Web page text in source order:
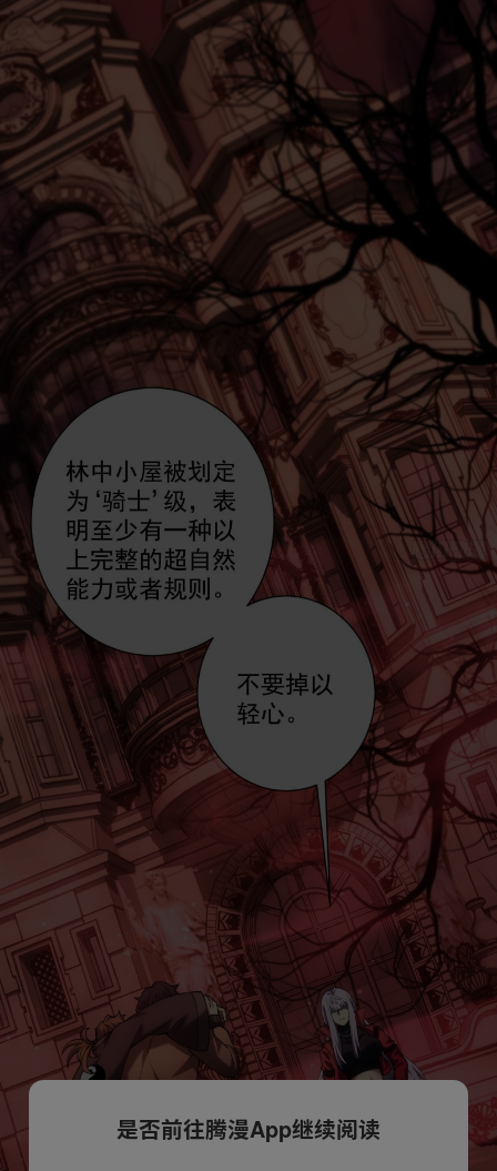
是否前往腾漫App继续阅读